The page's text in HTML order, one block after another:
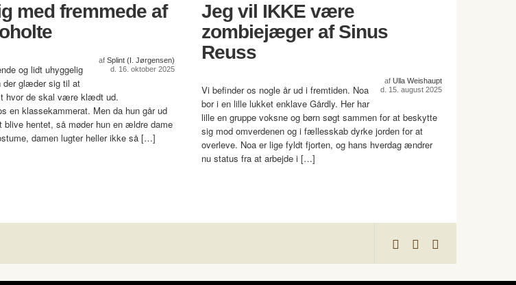
med fremmede af
af Splint (I. Jørgensen)
d. 16. oktober 2025
og lidt uhyggelig
der glæder sig til at
hvor de skal være klædt ud.
en klassekammerat. Men da hun går ud
blive hentet, så møder hun en ældre dame
damen lugter heller ikke så […]
Jeg vil IKKE være
zombiejæger af Sinus
Reuss
af Ulla Weishaupt
d. 15. august 2025
Vi befinder os nogle år ud i fremtiden. Noa
bor i en lille lukket enklave Gårdly. Her har
lille en gruppe voksne og børn søgt sammen for at beskytte
sig mod omverdenen og i fællesskab dyrke jorden for at
overleve. Noa er lige fyldt fjorten, og hans hverdag ændrer
nu status fra at arbejde i […]